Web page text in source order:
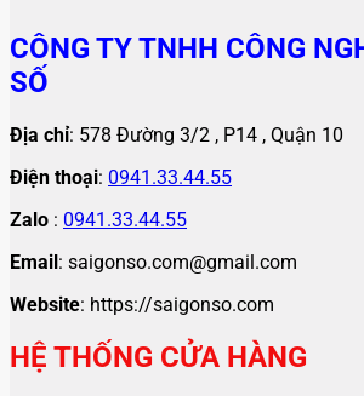
CÔNG TY TNHH CÔNG
SỐ
Địa chỉ: 578 Đường 3/2 , P14 , Quận 10
Điện thoại: 0941.33.44.55
Zalo : 0941.33.44.55
Email: saigonso.com@gmail.com
Website: https://saigonso.com
HỆ THỐNG CỬA HÀNG